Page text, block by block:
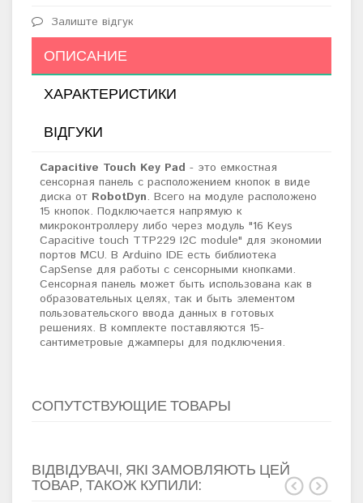
Залиште відгук
ОПИСАНИЕ
ХАРАКТЕРИСТИКИ
ВІДГУКИ
Capacitive Touch Key Pad - это емкостная
сенсорная панель с расположением кнопок в виде
диска от RobotDyn. Всего на модуле расположено
15 кнопок. Подключается напрямую к
микроконтроллеру либо через модуль "16 Keys
Capacitive touch TTP229 I2C module" для экономии
портов MCU. В Arduino IDE есть библиотека
CapSense для работы с сенсорными кнопками.
Сенсорная панель может быть использована как в
образовательных целях, так и быть элементом
пользовательского ввода данных в готовых
решениях. В комплекте поставляются 15-
сантиметровые джамперы для подключения.
СОПУТСТВУЮЩИЕ ТОВАРЫ
ВІДВІДУВАЧІ, ЯКІ ЗАМОВЛЯЮТЬ ЦЕЙ
ТОВАР, ТАКОЖ КУПИЛИ: